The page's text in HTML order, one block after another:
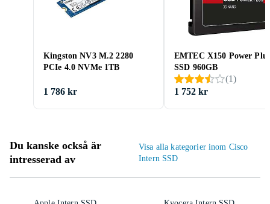
Kingston NV3 M.2 2280
PCIe 4.0 NVMe 1TB
1 786 kr
EMTEC X150 Power Plus
SSD 960GB
(1)
1 752 kr
Du kanske också är
intresserad av
Visa alla kategorier inom Cisco
Intern SSD